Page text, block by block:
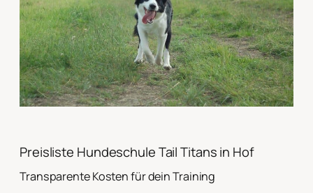
Preisliste Hundeschule Tail Titans in Hof
Transparente Kosten für dein Training